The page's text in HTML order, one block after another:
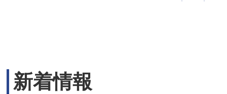
新着情報